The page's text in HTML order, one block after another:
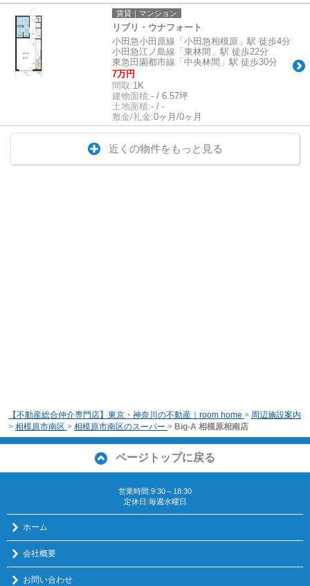
賃貸｜マンション
リブリ・ウナフォート
小田急小田原線「小田急相模原」駅 徒歩4分
小田急江ノ島線「東林間」駅 徒歩22分
東急田園都市線「中央林間」駅 徒歩30分
7万円
間取:1K
建物面積:- / 6.57坪
土地面積:- / -
敷金/礼金:0ヶ月/0ヶ月
近くの物件をもっと見る
【不動産総合仲介専門店】東京・神奈川の不動産｜room home > 周辺施設案内
> 相模原市南区 > 相模原市南区のスーパー > Big-A 相模原相南店
ページトップに戻る
営業時間:9:30～18:30
定休日:毎週水曜日
ホーム
会社概要
お問い合わせ